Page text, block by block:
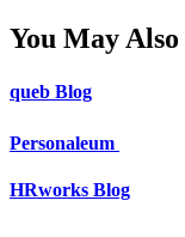
You May
queb Blog
Personaleum
HRworks Blog